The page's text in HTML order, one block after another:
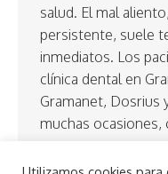
salud. El mal
persistente, suele
inmediatos. Los
clínica dental en
Gramanet, Dosrius
muchas